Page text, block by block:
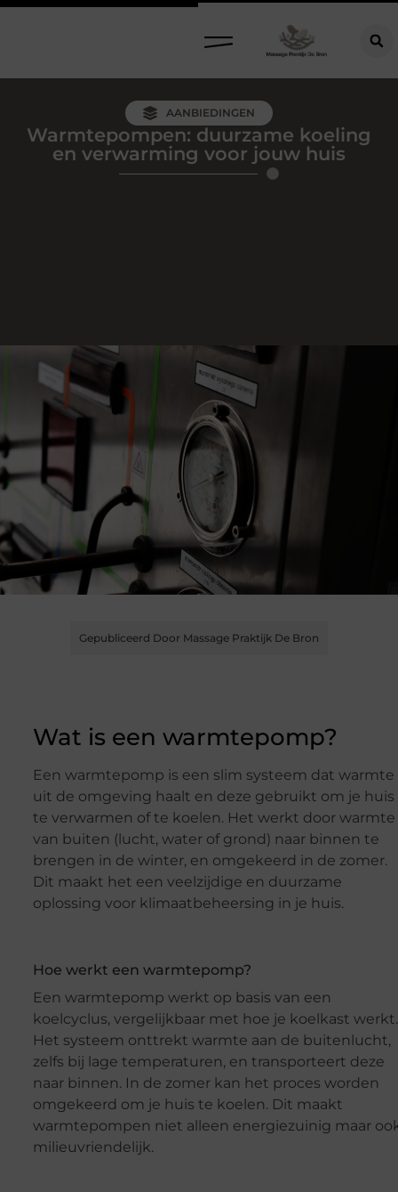
AANBIEDINGEN
Warmtepompen: duurzame koeling
en verwarming voor jouw huis
Gepubliceerd Door Massage Praktijk De Bron
Wat is een warmtepomp?
Een warmtepomp is een slim systeem dat warmte
uit de omgeving haalt en deze gebruikt om je huis
te verwarmen of te koelen. Het werkt door warmte
van buiten (lucht, water of grond) naar binnen te
brengen in de winter, en omgekeerd in de zomer.
Dit maakt het een veelzijdige en duurzame
oplossing voor klimaatbeheersing in je huis.
Hoe werkt een warmtepomp?
Een warmtepomp werkt op basis van een
koelcyclus, vergelijkbaar met hoe je koelkast werkt.
Het systeem onttrekt warmte aan de buitenlucht,
zelfs bij lage temperaturen, en transporteert deze
naar binnen. In de zomer kan het proces worden
omgekeerd om je huis te koelen. Dit maakt
warmtepompen niet alleen energiezuinig maar
milieuvriendelijk.